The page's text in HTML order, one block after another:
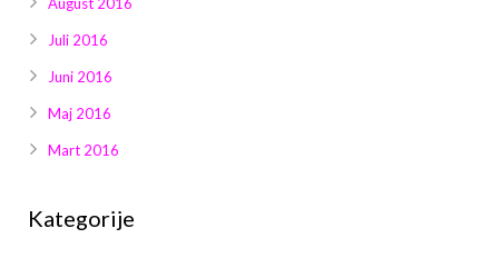
Juli 2016
Juni 2016
Maj 2016
Mart 2016
Kategorije